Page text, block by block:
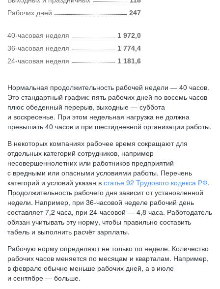
Рабочих дней 247
40-часовая неделя
1 972,0
36-часовая неделя
1 774,4
24-часовая неделя
1 181,6
Нормальная продолжительность рабочей недели — 40 часов.
Это стандартный график: пять рабочих дней по восемь часов
плюс обеденный перерыв, выходные — суббота
и воскресенье. При этом недельная нагрузка не должна
превышать 40 часов и при шестидневной организации работы.
В некоторых компаниях рабочее время сокращают для
отдельных категорий сотрудников, например
несовершеннолетних или работников предприятий
с вредными или опасными условиями работы. Перечень
категорий и условий указан в статье 92 Трудового кодекса РФ.
Продолжительность рабочего дня зависит от установленной
недели. Например, при 36-часовой неделе рабочий день
составляет 7,2 часа, при 24-часовой — 4,8 часа. Работодатель
обязан учитывать эту норму, чтобы правильно составить
табель и выполнить расчёт зарплаты.
Рабочую норму определяют не только по неделе. Количество
рабочих часов меняется по месяцам и кварталам. Например,
в феврале обычно меньше рабочих дней, а в июле
и сентябре — больше.